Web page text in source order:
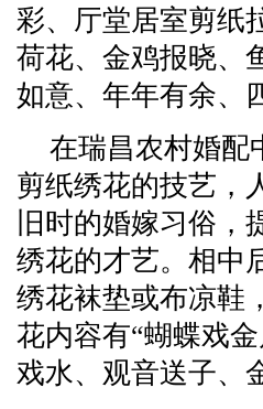
彩、厅堂居室剪纸
荷花、金鸡报晓、
如意、年年有余、
在瑞昌农村婚配
剪纸绣花的技艺，
旧时的婚嫁习俗
绣花的才艺。相中
绣花袜垫或布凉鞋
花内容有“蝴蝶戏
戏水、观音送子、